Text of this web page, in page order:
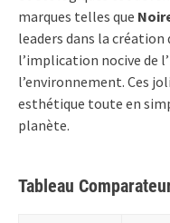
marques telles que
leaders dans la création
l’implication nocive de
l’environnement. Ces
esthétique toute en
planète.
Tableau